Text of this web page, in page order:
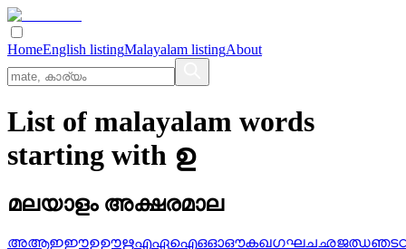
HomeEnglish listingMalayalam listingAbout
List of malayalam words
starting with ഉ
മലയാളം അക്ഷരമാല
അആഇഈഉഊഋഎഏഐഒഓഔകഖഗഘചഛജഝഞട